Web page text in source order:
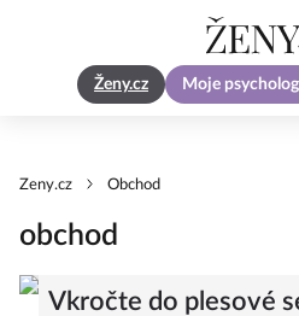
Ženy.cz Moje
Zeny.cz Obchod
obchod
Vkročte do plesové